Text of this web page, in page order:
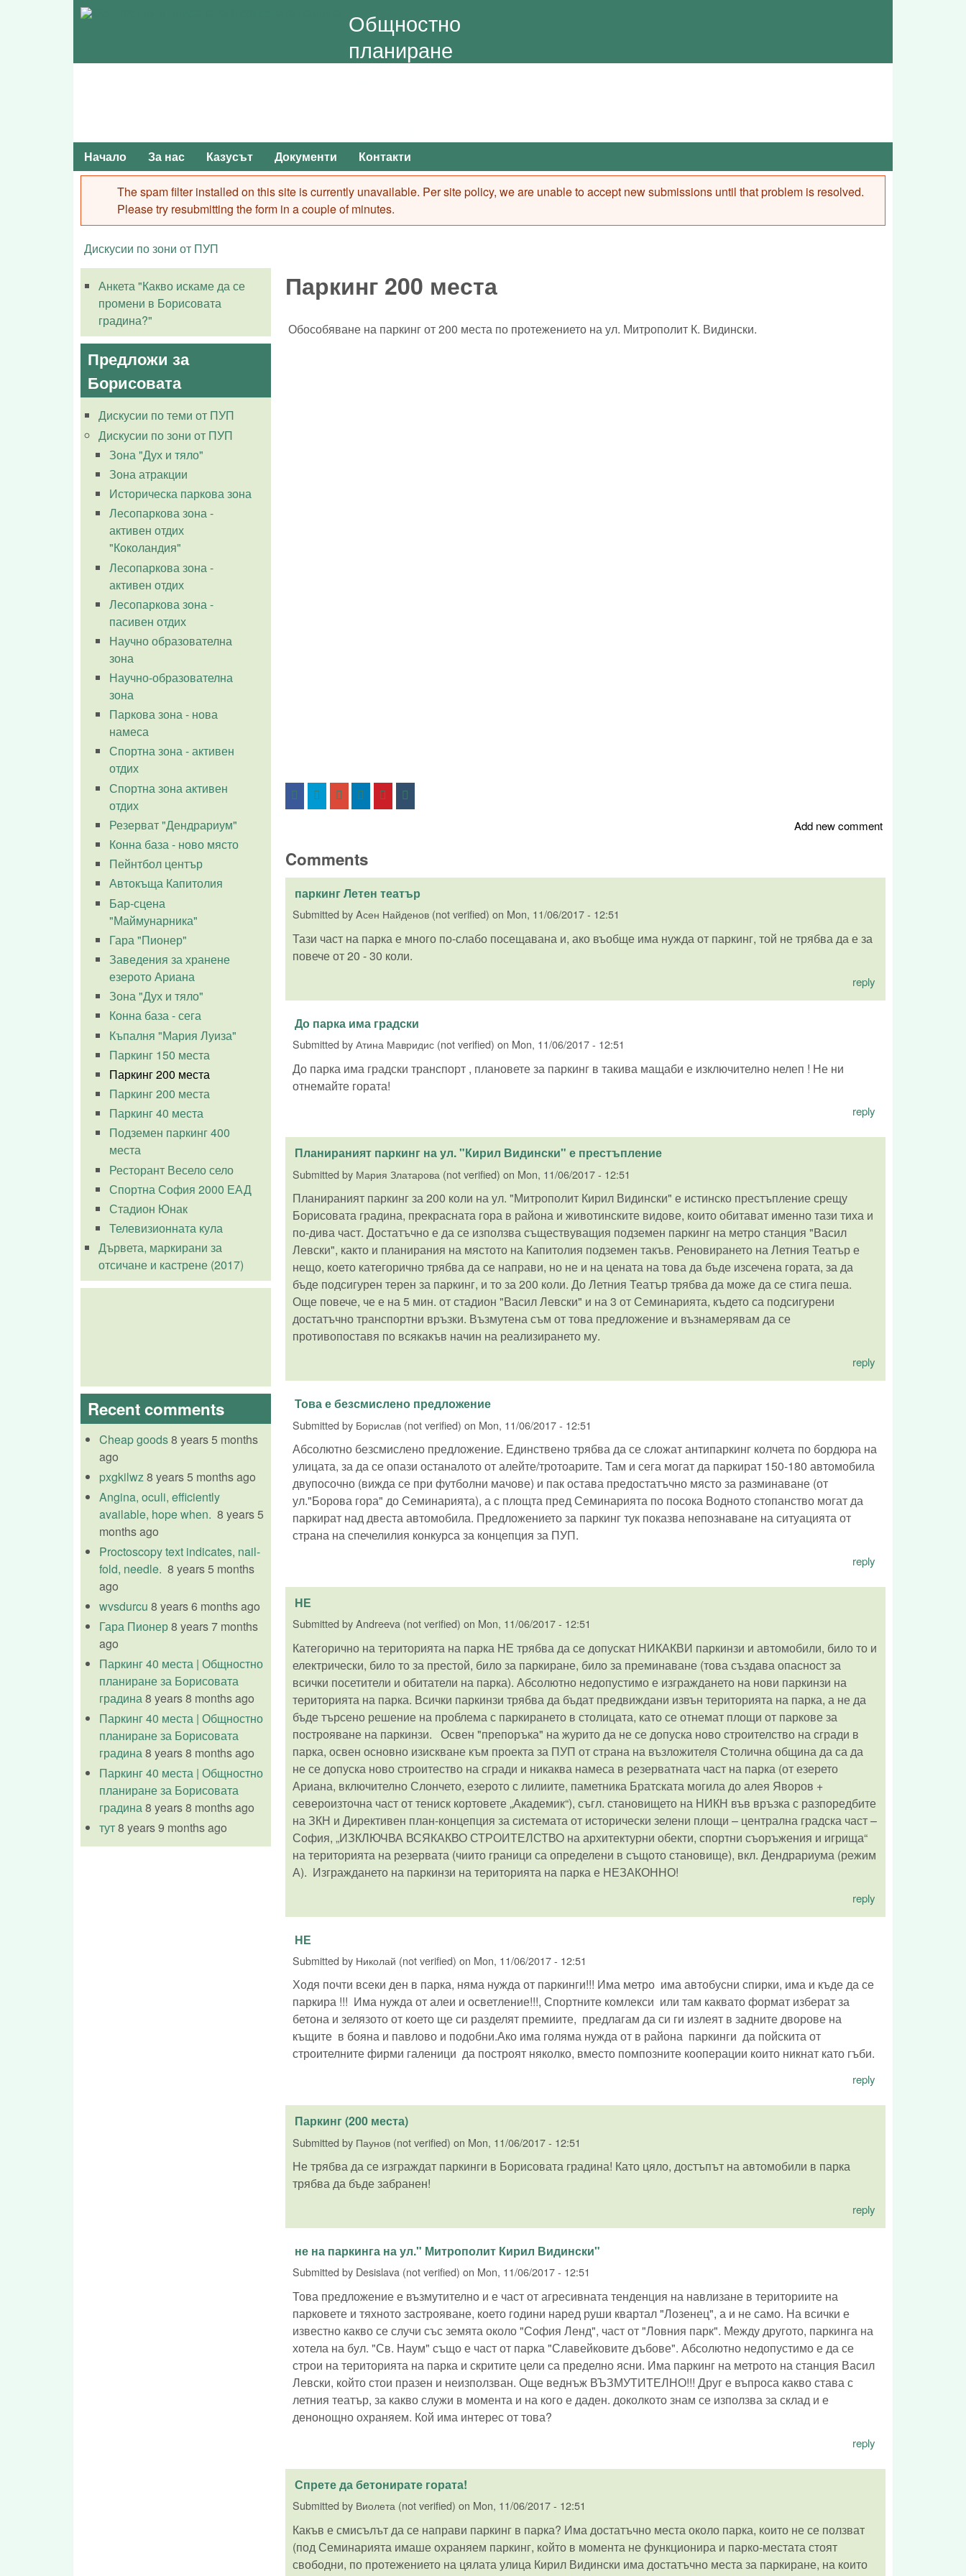
Общностно
планиране
Main menu
Начало За нас Казусът Документи Контакти
Error message
The spam filter installed on this site is currently unavailable. Per site policy, we are unable to accept new submissions until that problem is resolved.
Please try resubmitting the form in a couple of minutes.
You are here
Дискусии по зони от ПУП
Паркинг 200 места
Обособяване на паркинг от 200 места по протежението на ул. Митрополит К. Видински.
Add new comment
Comments
паркинг Летен театър
Submitted byAсен Найденов (not verified) on Mon, 11/06/2017 - 12:51
Тази част на парка е много по-слабо посещавана и, ако въобще има нужда от паркинг, той не трябва да е за
повече от 20 - 30 коли.
reply
До парка има градски
Submitted byАтина Мавридис (not verified) on Mon, 11/06/2017 - 12:51
До парка има градски транспорт , плановете за паркинг в такива мащаби е изключително нелеп ! Не ни
отнемайте гората!
reply
Планираният паркинг на ул. "Кирил Видински" е престъпление
Submitted by Мария Златарова (not verified) on Mon, 11/06/2017 - 12:51
Планираният паркинг за 200 коли на ул. "Митрополит Кирил Видински" е истинско престъпление срещу
Борисовата градина, прекрасната гора в района и животинските видове, които обитават именно тази тиха и
по-дива част. Достатъчно е да се използва съществуващия подземен паркинг на метро станция "Васил
Левски", както и планирания на мястото на Капитолия подземен такъв. Реновирането на Летния Театър е
нещо, което категорично трябва да се направи, но не и на цената на това да бъде изсечена гората, за да
бъде подсигурен терен за паркинг, и то за 200 коли. До Летния Театър трябва да може да се стига пеша.
Още повече, че е на 5 мин. от стадион "Васил Левски" и на 3 от Семинарията, където са подсигурени
достатъчно транспортни връзки. Възмутена съм от това предложение и възнамерявам да се
противопоставя по всякакъв начин на реализирането му.
reply
Това е безсмислено предложение
Submitted by Борислав (not verified) on Mon, 11/06/2017 - 12:51
Абсолютно безсмислено предложение. Единствено трябва да се сложат антипаркинг колчета по бордюра на
улицата, за да се опази останалото от алейте/тротоарите. Там и сега могат да паркират 150-180 автомобила
двупосочно (вижда се при футболни мачове) и пак остава предостатъчно място за разминаване (от
ул."Борова гора" до Семинарията), а с площта пред Семинарията по посока Водното стопанство могат да
паркират над двеста автомобила. Предложението за паркинг тук показва непознаване на ситуацията от
страна на спечелилия конкурса за концепция за ПУП.
reply
НЕ
Submitted byAndreeva (not verified) on Mon, 11/06/2017 - 12:51
Категорично на територията на парка НЕ трябва да се допускат НИКАКВИ паркинзи и автомобили, било то и
електрически, било то за престой, било за паркиране, било за преминаване (това създава опасност за
всички посетители и обитатели на парка). Абсолютно недопустимо е изграждането на нови паркинзи на
територията на парка. Всички паркинзи трябва да бъдат предвиждани извън територията на парка, а не да
бъде търсено решение на проблема с паркирането в столицата, като се отнемат площи от паркове за
построяване на паркинзи. Освен "препоръка" на журито да не се допуска ново строителство на сгради в
парка, освен основно изискване към проекта за ПУП от страна на възложителя Столична община да са да
не се допуска ново строитество на сгради и никаква намеса в резерватната част на парка (от езерето
Ариана, включително Слончето, езерото с лилиите, паметника Братската могила до алея Яворов +
североизточна част от тениск кортовете „Академик“), съгл. становището на НИКН във връзка с разпоредбите
на ЗКН и Директивен план-концепция за системата от исторически зелени площи – централна градска част –
София, „ИЗКЛЮЧВА ВСЯКАКВО СТРОИТЕЛСТВО на архитектурни обекти, спортни съоръжения и игрища“
на територията на резервата (чиито граници са определени в същото становище), вкл. Дендрариума (режим
А). Изграждането на паркинзи на територията на парка е НЕЗАКОННО!
reply
НЕ
Submitted by Николай (not verified) on Mon, 11/06/2017 - 12:51
Ходя почти всеки ден в парка, няма нужда от паркинги!!! Има метро има автобусни спирки, има и къде да се
паркира !!! Има нужда от алеи и осветление!!!, Спортните комлекси или там каквато формат изберат за
бетона и зелязото от което ще си разделят премиите, предлагам да си ги излеят в задните дворове на
къщите в бояна и павлово и подобни.Ако има голяма нужда от в района паркинги да пойскита от
строителните фирми галеници да построят няколко, вместо помпозните кооперации които никнат като гъби.
reply
Паркинг (200 места)
Submitted by Паунов (not verified) on Mon, 11/06/2017 - 12:51
Не трябва да се изграждат паркинги в Борисовата градина! Като цяло, достъпът на автомобили в парка
трябва да бъде забранен!
reply
не на паркинга на ул." Митрополит Кирил Видински"
Submitted by Desislava (not verified) on Mon, 11/06/2017 - 12:51
Това предложение е възмутително и е част от агресивната тенденция на навлизане в териториите на
парковете и тяхното застрояване, което години наред руши квартал "Лозенец", а и не само. На всички е
известно какво се случи със земята около "София Ленд", част от "Ловния парк". Между другото, паркинга на
хотела на бул. "Св. Наум" също е част от парка "Славейковите дъбове". Абсолютно недопустимо е да се
строи на територията на парка и скритите цели са пределно ясни. Има паркинг на метрото на станция Васил
Левски, който стои празен и неизползван. Още веднъж ВЪЗМУТИТЕЛНО!!! Друг е въпроса какво става с
летния театър, за какво служи в момента и на кого е даден. доколкото знам се използва за склад и е
денонощно охраняем. Кой има интерес от това?
reply
Спрете да бетонирате гората!
Submitted by Виолета (not verified) on Mon, 11/06/2017 - 12:51
Какъв е смисълът да се направи паркинг в парка? Има достатъчно места около парка, които не се ползват
(под Семинарията имаше охраняем паркинг, който в момента не функционира и парко-местата стоят
свободни, по протежението на цялата улица Кирил Видински има достатъчно места за паркиране, на които
Анкета "Какво искаме да се
промени в Борисовата
градина?"
Предложи за
Борисовата
Дискусии по теми от ПУП
Дискусии по зони от ПУП
Зона "Дух и тяло"
Зона атракции
Историческа паркова зона
Лесопаркова зона -
активен отдих
"Коколандия"
Лесопаркова зона -
активен отдих
Лесопаркова зона -
пасивен отдих
Научно образователна
зона
Научно-образователна
зона
Паркова зона - нова
намеса
Спортна зона - активен
отдих
Спортна зона активен
отдих
Резерват "Дендрариум"
Конна база - ново място
Пейнтбол център
Автокъща Капитолия
Бар-сцена
"Маймунарника"
Гара "Пионер"
Заведения за хранене
езерото Ариана
Зона "Дух и тяло"
Конна база - сега
Къпалня "Мария Луиза"
Паркинг 150 места
Паркинг 200 места
Паркинг 200 места
Паркинг 40 места
Подземен паркинг 400
места
Ресторант Весело село
Спортна София 2000 ЕАД
Стадион Юнак
Телевизионната кула
Дървета, маркирани за
отсичане и кастрене (2017)
Recent comments
Cheap goods8 years 5 months
ago
pxgkilwz8 years 5 months ago
Angina, oculi, efficiently
available, hope when. 8 years 5
months ago
Proctoscopy text indicates, nail-
fold, needle. 8 years 5 months
ago
wvsdurcu 8 years 6 months ago
Гара Пионер8 years 7 months
ago
Паркинг 40 места | Общностно
планиране за Борисовата
градина8 years 8 months ago
Паркинг 40 места | Общностно
планиране за Борисовата
градина8 years 8 months ago
Паркинг 40 места | Общностно
планиране за Борисовата
градина8 years 8 months ago
тут8 years 9 months ago